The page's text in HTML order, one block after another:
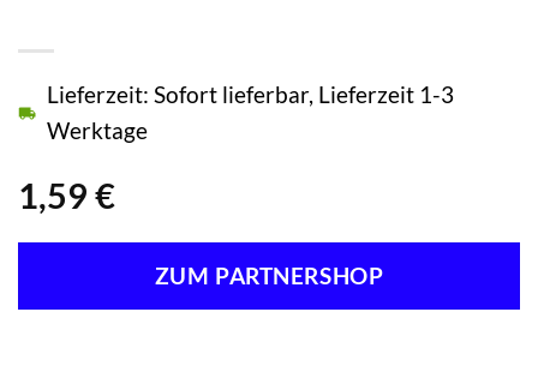
1,59 €
Lieferzeit: Sofort lieferbar, Lieferzeit 1-3
Werktage
ZUM PARTNERSHOP